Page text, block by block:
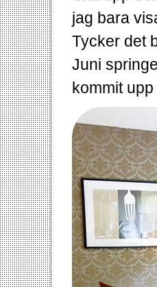
jag bara
Tycker det
Juni
kommit